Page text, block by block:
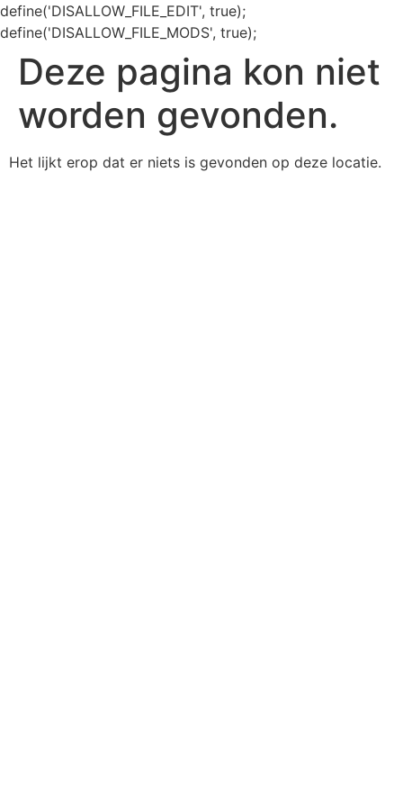
define('DISALLOW_FILE_EDIT', true);
define('DISALLOW_FILE_MODS', true);
Deze pagina kon niet
worden gevonden.
Het lijkt erop dat er niets is gevonden op deze locatie.